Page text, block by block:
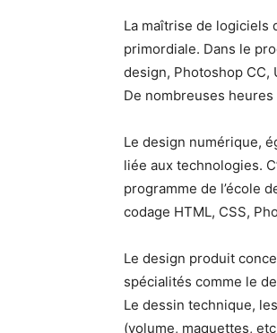
La maîtrise de logiciels
primordiale. Dans le
design, Photoshop CC,
De nombreuses heures
Le design numérique,
liée aux technologies.
programme de l’école
codage HTML, CSS,
Le design produit
spécialités comme le
Le dessin technique,
(volume, maquettes,